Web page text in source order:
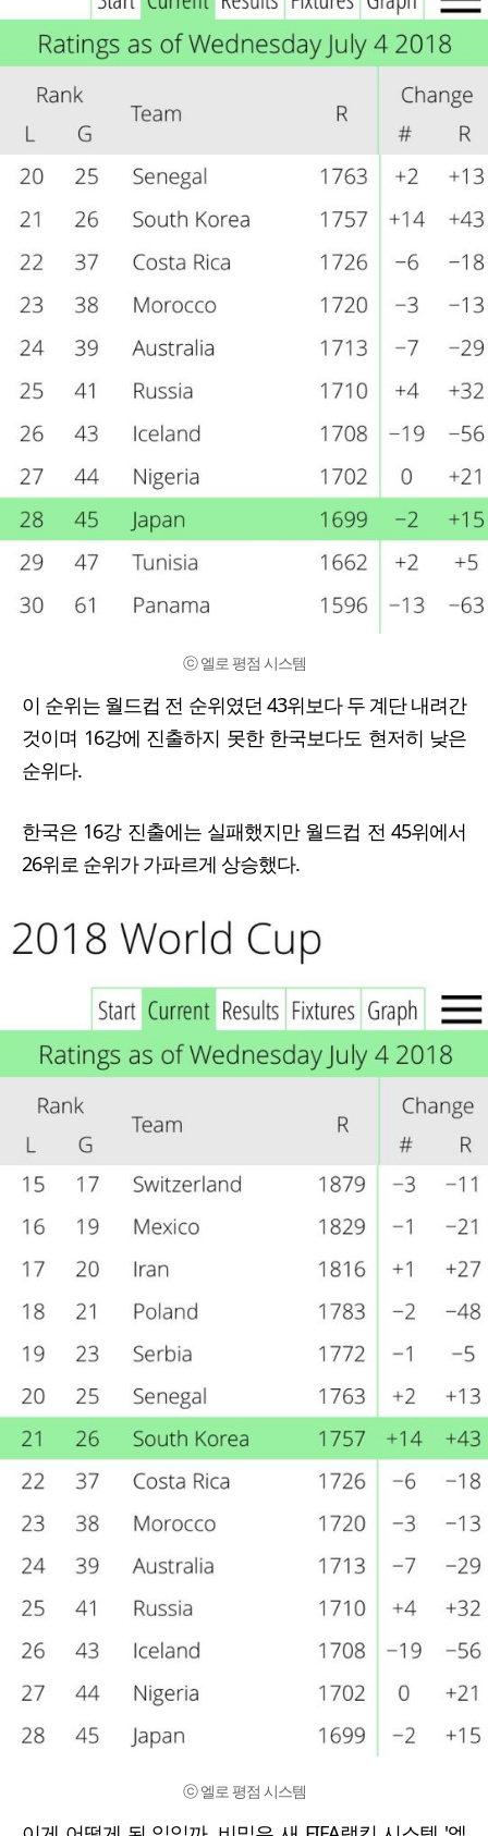
ⓒ 엘로 평점 시스템
이 순위는 월드컵 전 순위였던 43위보다 두 계단 내려간
것이며 16강에 진출하지 못한 한국보다도 현저히 낮은
순위다.
한국은 16강 진출에는 실패했지만 월드컵 전 45위에서
26위로 순위가 가파르게 상승했다.
ⓒ 엘로 평점 시스템